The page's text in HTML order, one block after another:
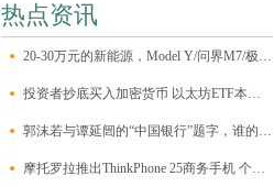
热点资讯
20-30万元的新能源，Model Y/问界M7/极氪001/昊铂HT该怎么选？
投资者抄底买入加密货币 以太坊ETF本周净流入约1.2亿美元
郭沫若与谭延闿的“中国银行”题字，谁的字更能打动人心？
摩托罗拉推出ThinkPhone 25商务手机 个人也可以买到